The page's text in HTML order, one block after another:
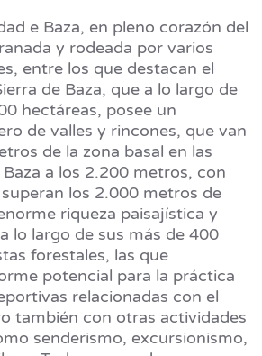
e Baza, en pleno corazón del
y rodeada por varios
entre los que destacan el
de Baza, que a lo largo de
hectáreas, posee un
de valles y rincones, que van
de la zona basal en las
a los 2.200 metros, con
los 2.000 metros de
riqueza paisajística y
lo largo de sus más de 400
forestales, las que
potencial para la práctica
relacionadas con el
también con otras actividades
senderismo, excursionismo,